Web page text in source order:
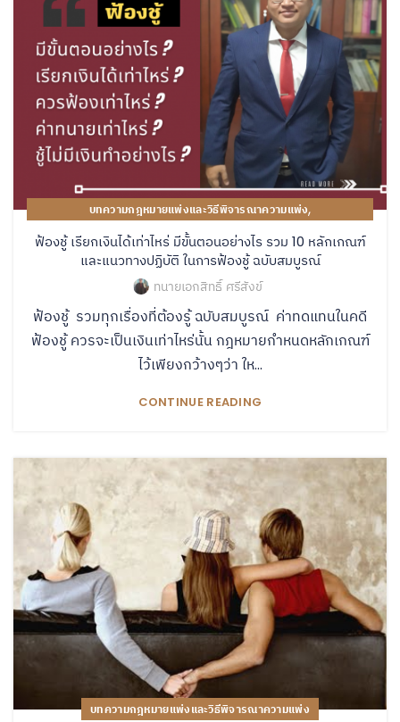
บทความกฎหมายแพ่งและวิธีพิจารณาความแพ่ง,
ความรู้เกี่ยวกับการว่าจ้างทนายความ คู่มือปฏิบัติงานของทนายความ
ฟ้องชู้ เรียกเงินได้เท่าไหร่ มีขั้นตอนอย่างไร รวม 10 หลักเกณฑ์
และแนวทางปฏิบัติ ในการฟ้องชู้ ฉบับสมบูรณ์
ทนายเอกสิทธิ์ ศรีสังข์
ฟ้องชู้ รวมทุกเรื่องที่ต้องรู้ ฉบับสมบูรณ์ ค่าทดแทนในคดี
ฟ้องชู้ ควรจะเป็นเงินเท่าไหร่นั้น กฎหมายกำหนดหลักเกณฑ์
ไว้เพียงกว้างๆว่า ให...
CONTINUE READING
บทความกฎหมายแพ่งและวิธีพิจารณาความแพ่ง